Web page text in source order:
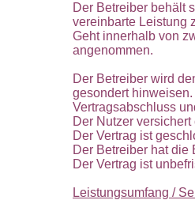
Der Betreiber behält
vereinbarte Leistung
Geht innerhalb von
angenommen.
Der Betreiber wird
gesondert
Vertragsabschluss
Der Nutzer
Der Vertrag ist
Der Betreiber hat die
Der Vertrag ist
Leistungsumfang /